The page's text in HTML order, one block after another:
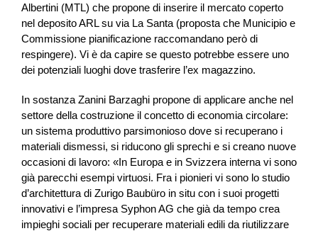
Albertini (MTL) che propone di inserire il mercato coperto
nel deposito ARL su via La Santa (proposta che Municipio e
Commissione pianificazione raccomandano però di
respingere). Vi è da capire se questo potrebbe essere uno
dei potenziali luoghi dove trasferire l’ex magazzino.
In sostanza Zanini Barzaghi propone di applicare anche nel
settore della costruzione il concetto di economia circolare:
un sistema produttivo parsimonioso dove si recuperano i
materiali dismessi, si riducono gli sprechi e si creano nuove
occasioni di lavoro: «In Europa e in Svizzera interna vi sono
già parecchi esempi virtuosi. Fra i pionieri vi sono lo studio
d’architettura di Zurigo Baubüro in situ con i suoi progetti
innovativi e l’impresa Syphon AG che già da tempo crea
impieghi sociali per recuperare materiali edili da riutilizzare